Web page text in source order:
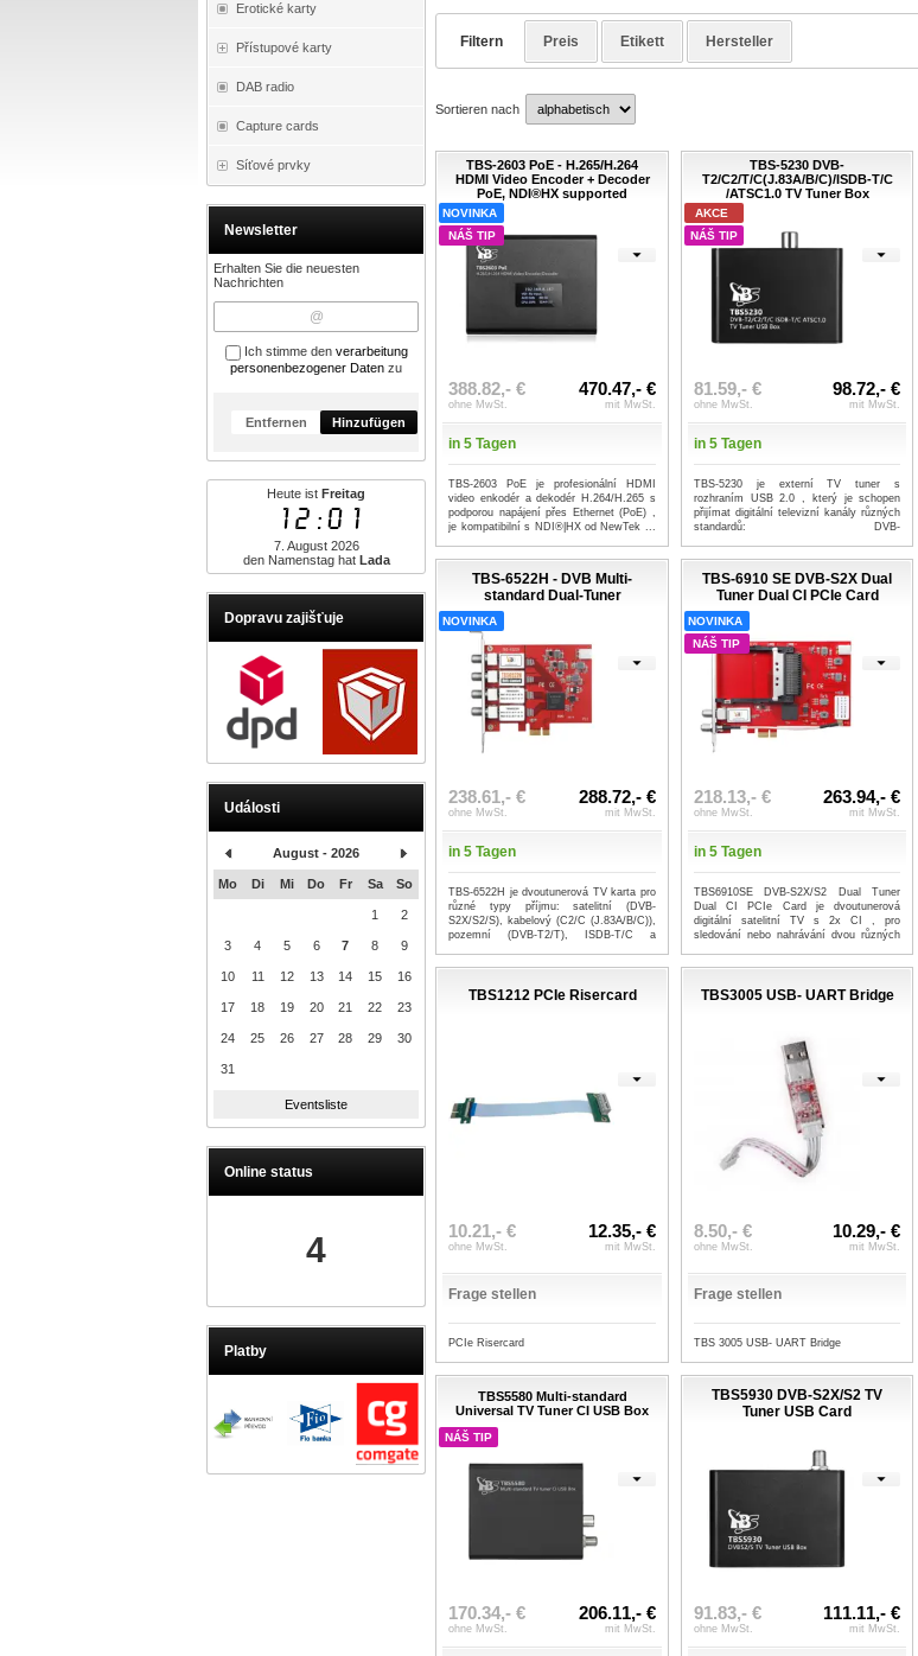
Erotické karty
Přístupové karty
DAB radio
Capture cards
Síťové prvky
Newsletter
Erhalten Sie die neuesten
Nachrichten
Ich stimme den verarbeitung
personenbezogener Daten zu
Entfernen Hinzufügen
Heute istFreitag
12:01
7. August 2026
den Namenstag hat Lada
Dopravu zajišťuje
Události
August - 2026
Mo Di Mi Do Fr Sa So
1 2
3 4 5 6 7 8 9
10 11 12 13 14 15 16
17 18 19 20 21 22 23
24 25 26 27 28 29 30
31
Eventsliste
Online status
4
Platby
Filtern Preis Etikett Hersteller
Sortieren nach
TBS-2603 PoE - H.265/H.264
HDMI Video Encoder + Decoder
PoE, NDI®HX supported
NOVINKA
NÁŠ TIP
388.82,- €
ohne MwSt.
470.47,- €
mit MwSt.
in 5 Tagen
TBS-2603 PoE je profesionální HDMI
video enkodér a dekodér H.264/H.265 s
podporou napájení přes Ethernet (PoE) ,
je kompatibilní s NDI®|HX od NewTek ...
TBS-5230 DVB-
T2/C2/T/C(J.83A/B/C)/ISDB-T/C
/ATSC1.0 TV Tuner Box
AKCE
NÁŠ TIP
81.59,- €
ohne MwSt.
98.72,- €
mit MwSt.
in 5 Tagen
TBS-5230 je externí TV tuner s
rozhraním USB 2.0 , který je schopen
přijímat digitální televizní kanály různých
standardů: DVB-
TBS-6522H - DVB Multi-
standard Dual-Tuner
NOVINKA
238.61,- €
ohne MwSt.
288.72,- €
mit MwSt.
in 5 Tagen
TBS-6522H je dvoutunerová TV karta pro
různé typy příjmu: satelitní (DVB-
S2X/S2/S), kabelový (C2/C (J.83A/B/C)),
pozemní (DVB-T2/T), ISDB-T/C a
TBS-6910 SE DVB-S2X Dual
Tuner Dual CI PCIe Card
NOVINKA
NÁŠ TIP
218.13,- €
ohne MwSt.
263.94,- €
mit MwSt.
in 5 Tagen
TBS6910SE DVB-S2X/S2 Dual Tuner
Dual CI PCIe Card je dvoutunerová
digitální satelitní TV s 2x CI , pro
sledování nebo nahrávání dvou různých
TBS1212 PCIe Risercard
10.21,- €
ohne MwSt.
12.35,- €
mit MwSt.
Frage stellen
PCIe Risercard
TBS3005 USB- UART Bridge
8.50,- €
ohne MwSt.
10.29,- €
mit MwSt.
Frage stellen
TBS 3005 USB- UART Bridge
TBS5580 Multi-standard
Universal TV Tuner CI USB Box
NÁŠ TIP
170.34,- €
ohne MwSt.
206.11,- €
mit MwSt.
TBS5930 DVB-S2X/S2 TV
Tuner USB Card
91.83,- €
ohne MwSt.
111.11,- €
mit MwSt.